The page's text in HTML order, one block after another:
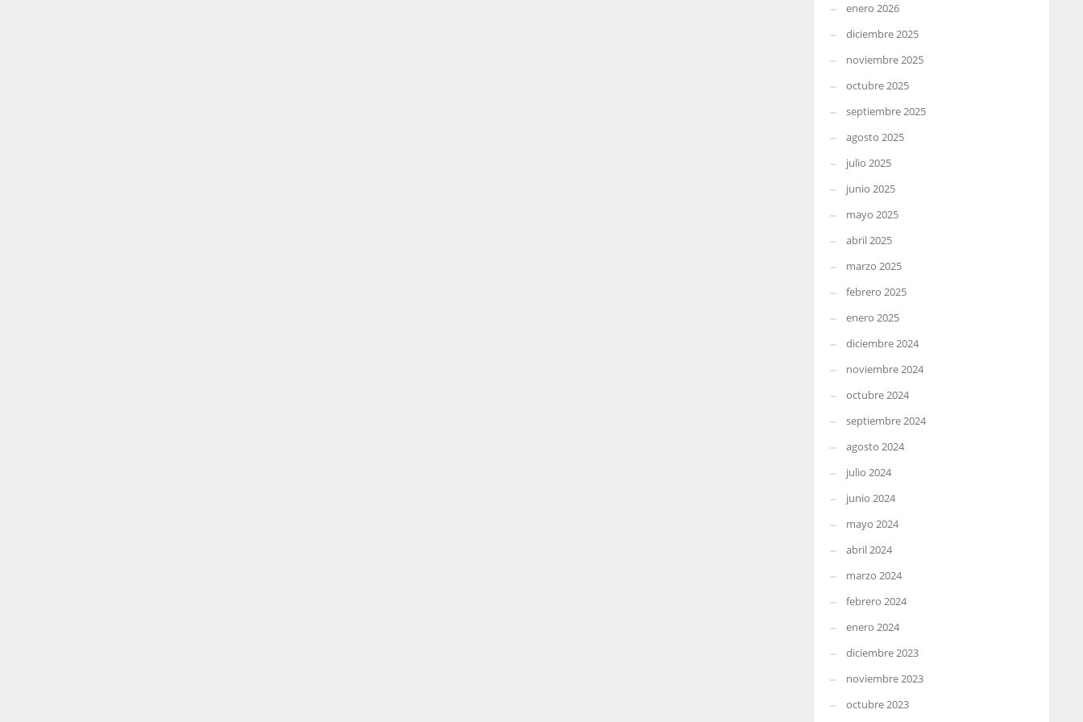
enero 2026
diciembre 2025
noviembre 2025
octubre 2025
septiembre 2025
agosto 2025
julio 2025
junio 2025
mayo 2025
abril 2025
marzo 2025
febrero 2025
enero 2025
diciembre 2024
noviembre 2024
octubre 2024
septiembre 2024
agosto 2024
julio 2024
junio 2024
mayo 2024
abril 2024
marzo 2024
febrero 2024
enero 2024
diciembre 2023
noviembre 2023
octubre 2023